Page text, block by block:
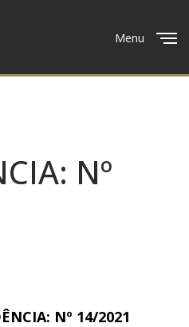
Menu
Nº
Nº 14/2021